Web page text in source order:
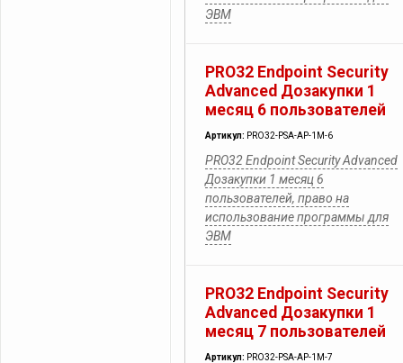
ЭВМ
PRO32 Endpoint Security
Advanced Дозакупки 1
месяц 6 пользователей
Артикул: PRO32-PSA-AP-1M-6
PRO32 Endpoint Security Advanced
Дозакупки 1 месяц 6
пользователей, право на
использование программы для
ЭВМ
PRO32 Endpoint Security
Advanced Дозакупки 1
месяц 7 пользователей
Артикул: PRO32-PSA-AP-1M-7